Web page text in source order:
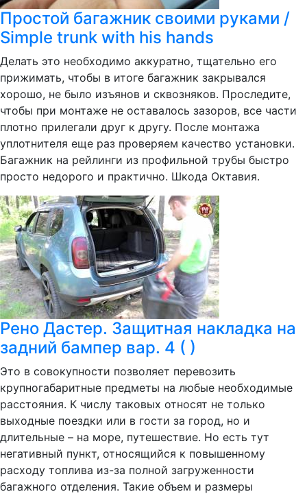
Простой багажник своими руками /
Simple trunk with his hands
Делать это необходимо аккуратно, тщательно его
прижимать, чтобы в итоге багажник закрывался
хорошо, не было изъянов и сквозняков. Проследите,
чтобы при монтаже не оставалось зазоров, все части
плотно прилегали друг к другу. После монтажа
уплотнителя еще раз проверяем качество установки.
Багажник на рейлинги из профильной трубы быстро
просто недорого и практично. Шкода Октавия.
Рено Дастер. Защитная накладка на
задний бампер вар. 4 ( )
Это в совокупности позволяет перевозить
крупногабаритные предметы на любые необходимые
расстояния. К числу таковых относят не только
выходные поездки или в гости за город, но и
длительные – на море, путешествие. Но есть тут
негативный пункт, относящийся к повышенному
расходу топлива из-за полной загруженности
багажного отделения. Такие объем и размеры